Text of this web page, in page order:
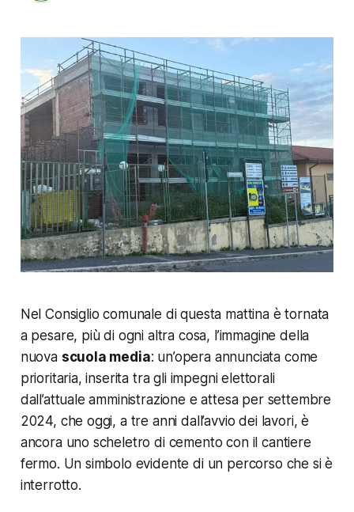
Nel Consiglio comunale di questa mattina è tornata
a pesare, più di ogni altra cosa, l’immagine della
nuova scuola media: un’opera annunciata come
prioritaria, inserita tra gli impegni elettorali
dall’attuale amministrazione e attesa per settembre
2024, che oggi, a tre anni dall’avvio dei lavori, è
ancora uno scheletro di cemento con il cantiere
fermo. Un simbolo evidente di un percorso che si è
interrotto.